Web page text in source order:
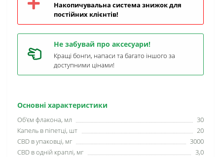
Основні характеристики
Об'єм флакона, мл
30
Капель в піпетці, шт
20
CBD в упаковці, мг
3000
CBD в одній краплі, мг
3,0
Накопичувальна система знижок для
постійних клієнтів!
Не забувай про аксесуари!
Кращі бонги, напаси та багато іншого за
доступними цінами!